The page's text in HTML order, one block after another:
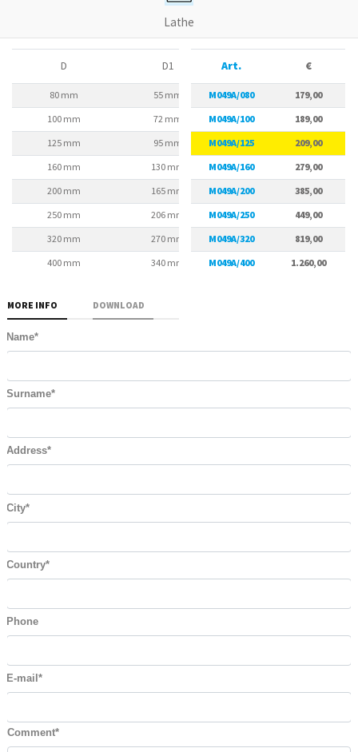
Lathe
D D1
80 mm 55 mm
100 mm
72 mm
125 mm
95 mm
160 mm
130 mm
200 mm
165 mm
250 mm
206 mm
320 mm
270 mm
400 mm
340 mm
Art. €
M049A/080
179,00
M049A/100
189,00
M049A/125
209,00
M049A/160
279,00
M049A/200
385,00
M049A/250
449,00
M049A/320
819,00
M049A/400
1.260,00
MORE INFO DOWNLOAD